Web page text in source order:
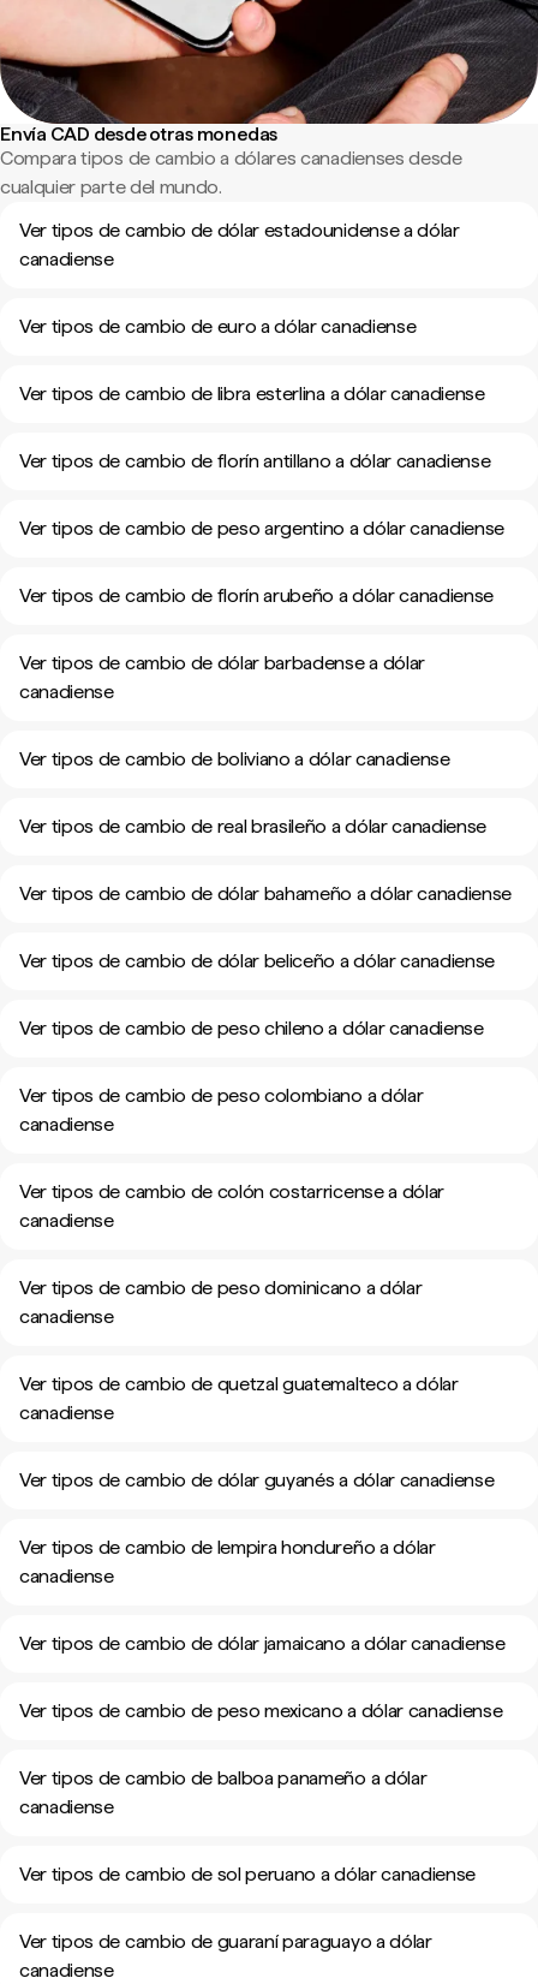
Envía CAD desde otras monedas
Compara tipos de cambio a dólares canadienses desde
cualquier parte del mundo.
Ver tipos de cambio de dólar estadounidense a dólar
canadiense
Ver tipos de cambio de euro a dólar canadiense
Ver tipos de cambio de libra esterlina a dólar canadiense
Ver tipos de cambio de florín antillano a dólar canadiense
Ver tipos de cambio de peso argentino a dólar canadiense
Ver tipos de cambio de florín arubeño a dólar canadiense
Ver tipos de cambio de dólar barbadense a dólar
canadiense
Ver tipos de cambio de boliviano a dólar canadiense
Ver tipos de cambio de real brasileño a dólar canadiense
Ver tipos de cambio de dólar bahameño a dólar canadiense
Ver tipos de cambio de dólar beliceño a dólar canadiense
Ver tipos de cambio de peso chileno a dólar canadiense
Ver tipos de cambio de peso colombiano a dólar
canadiense
Ver tipos de cambio de colón costarricense a dólar
canadiense
Ver tipos de cambio de peso dominicano a dólar
canadiense
Ver tipos de cambio de quetzal guatemalteco a dólar
canadiense
Ver tipos de cambio de dólar guyanés a dólar canadiense
Ver tipos de cambio de lempira hondureño a dólar
canadiense
Ver tipos de cambio de dólar jamaicano a dólar canadiense
Ver tipos de cambio de peso mexicano a dólar canadiense
Ver tipos de cambio de balboa panameño a dólar
canadiense
Ver tipos de cambio de sol peruano a dólar canadiense
Ver tipos de cambio de guaraní paraguayo a dólar
canadiense